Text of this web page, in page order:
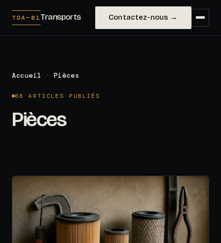
TDA—01Transports Contactez-nous →
Accueil · Pièces
68 ARTICLES PUBLIÉS
Pièces